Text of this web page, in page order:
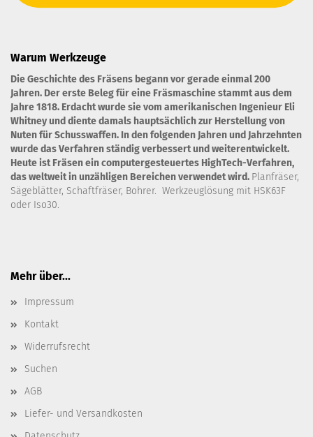
Warum Werkzeuge
Die Geschichte des Fräsens begann vor gerade einmal 200
Jahren. Der erste Beleg für eine Fräsmaschine stammt aus dem
Jahre 1818. Erdacht wurde sie vom amerikanischen Ingenieur Eli
Whitney und diente damals hauptsächlich zur Herstellung von
Nuten für Schusswaffen. In den folgenden Jahren und Jahrzehnten
wurde das Verfahren ständig verbessert und weiterentwickelt.
Heute ist Fräsen ein computergesteuertes HighTech-Verfahren,
das weltweit in unzähligen Bereichen verwendet wird. Planfräser,
Sägeblätter, Schaftfräser, Bohrer. Werkzeuglösung mit HSK63F
oder Iso30.
Mehr über...
Impressum
Kontakt
Widerrufsrecht
Suchen
AGB
Liefer- und Versandkosten